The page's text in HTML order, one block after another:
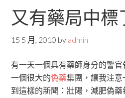
又有藥局中標
15 5 月, 2010 by admin
有一天一個具有藥師身分的警
一個很大的偽藥集團，讓我注
到這樣的新聞：壯陽，減肥偽